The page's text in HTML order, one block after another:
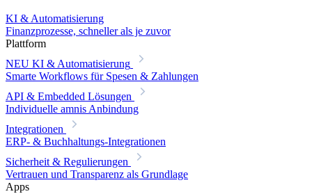
KI & Automatisierung
Finanzprozesse, schneller als je zuvor
Plattform
NEU KI & Automatisierung
Smarte Workflows für Spesen & Zahlungen
API & Embedded Lösungen
Individuelle amnis Anbindung
Integrationen
ERP- & Buchhaltungs-Integrationen
Sicherheit & Regulierungen
Vertrauen und Transparenz als Grundlage
Apps